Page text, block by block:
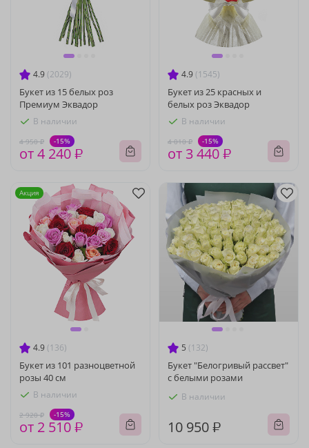
4.9 (2029)
Букет из 15 белых роз
Премиум Эквадор
В наличии
4 950 ₽ -15%
от 4 240 ₽
4.9 (1545)
Букет из 25 красных и
белых роз Эквадор
В наличии
4 010 ₽ -15%
от 3 440 ₽
4.9 (136)
Букет из 101 разноцветной
розы 40 см
В наличии
2 920 ₽ -15%
от 2 510 ₽
Акция
5 (132)
Букет "Белогривый рассвет"
с белыми розами
В наличии
10 950 ₽